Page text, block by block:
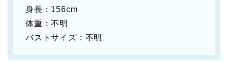
身長：156cm
体重：不明
バストサイズ：不明